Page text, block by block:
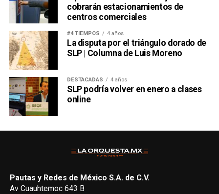
cobrarán estacionamientos de
centros comerciales
#4 TIEMPOS 4 años
La disputa por el triángulo dorado de
SLP | Columna de Luis Moreno
DESTACADAS 4 años
SLP podría volver en enero a clases
online
Pautas y Redes de México S.A. de C.V.
Av Cuauhtemoc 643 B